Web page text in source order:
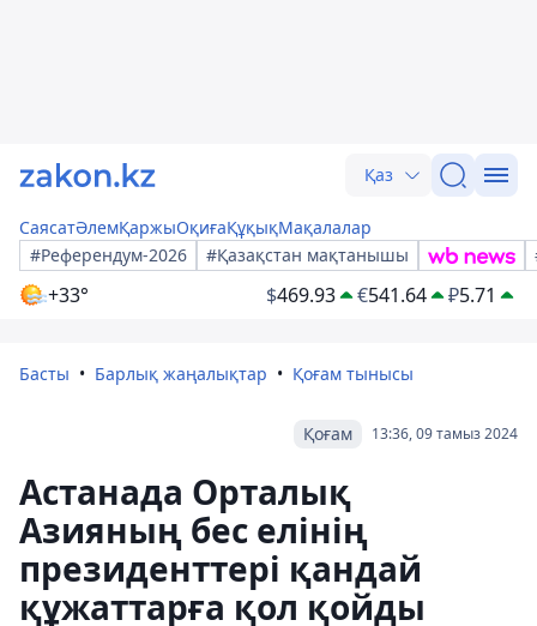
Қаз
СаясатӘлемҚаржыОқиғаҚұқықМақалалар
#Референдум-2026
#Қазақстан мақтанышы
+33° $469.93 €541.64 ₽5.71
Басты Барлық жаңалықтар Қоғам тынысы
13:36, 09 тамыз 2024
Қоғам
Астанада Орталық
Азияның бес елінің
президенттері қандай
құжаттарға қол қойды